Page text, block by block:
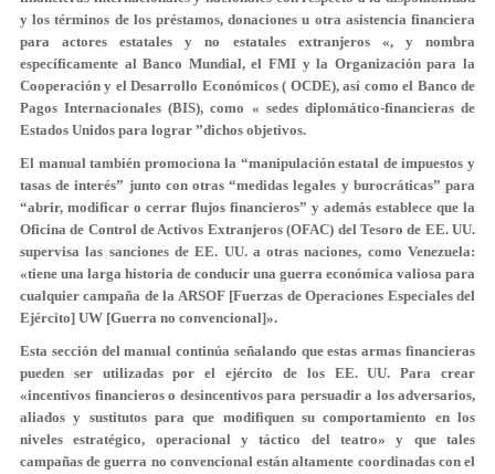
y los términos de los préstamos, donaciones u otra asistencia financiera
para actores estatales y no estatales extranjeros «, y nombra
específicamente al Banco Mundial, el FMI y la Organización para la
Cooperación y el Desarrollo Económicos ( OCDE), así como el Banco de
Pagos Internacionales (BIS), como « sedes diplomático-financieras de
Estados Unidos para lograr ”dichos objetivos.
El manual también promociona la “manipulación estatal de impuestos y
tasas de interés” junto con otras “medidas legales y burocráticas” para
“abrir, modificar o cerrar flujos financieros” y además establece que la
Oficina de Control de Activos Extranjeros (OFAC) del Tesoro de EE. UU.
supervisa las sanciones de EE. UU. a otras naciones, como Venezuela:
«tiene una larga historia de conducir una guerra económica valiosa para
cualquier campaña de la ARSOF [Fuerzas de Operaciones Especiales del
Ejército] UW [Guerra no convencional]».
Esta sección del manual continúa señalando que estas armas financieras
pueden ser utilizadas por el ejército de los EE. UU. Para crear
«incentivos financieros o desincentivos para persuadir a los adversarios,
aliados y sustitutos para que modifiquen su comportamiento en los
niveles estratégico, operacional y táctico del teatro» y que tales
campañas de guerra no convencional están altamente coordinadas con el